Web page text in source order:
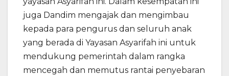
juga Dandim mengajak dan mengimbau
kepada para pengurus dan seluruh anak
yang berada di Yayasan Asyarifah ini untuk
mendukung pemerintah dalam rangka
mencegah dan memutus rantai penyebaran